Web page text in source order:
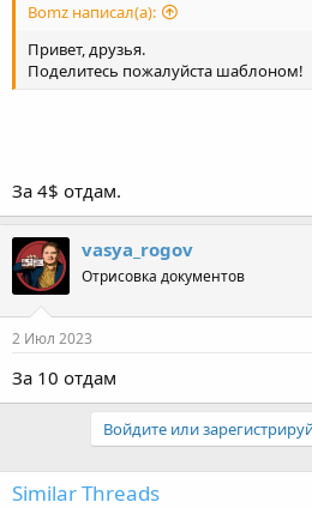
Bomz написал(а):
Привет, друзья.
Поделитесь пожалуйста шаблоном!
За 4$ отдам.
vasya_rogov
Отрисовка документов
2 Июл 2023
За 10 отдам
Войдите или
Similar Threads